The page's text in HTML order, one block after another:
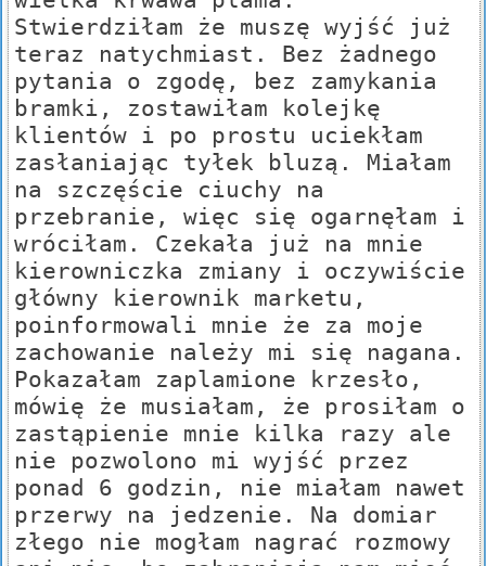
Stwierdziłam że muszę wyjść już
teraz natychmiast. Bez żadnego
pytania o zgodę, bez zamykania
bramki, zostawiłam kolejkę
klientów i po prostu uciekłam
zasłaniając tyłek bluzą. Miałam
na szczęście ciuchy na
przebranie, więc się ogarnęłam i
wróciłam. Czekała już na mnie
kierowniczka zmiany i oczywiście
główny kierownik marketu,
poinformowali mnie że za moje
zachowanie należy mi się nagana.
Pokazałam zaplamione krzesło,
mówię że musiałam, że prosiłam o
zastąpienie mnie kilka razy ale
nie pozwolono mi wyjść przez
ponad 6 godzin, nie miałam nawet
przerwy na jedzenie. Na domiar
złego nie mogłam nagrać rozmowy